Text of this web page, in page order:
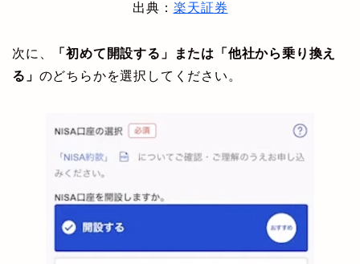
出典： 楽天証券
次に、
「初めて開設する」または「他社から乗り換え
る」 のどちらかを選択してください。